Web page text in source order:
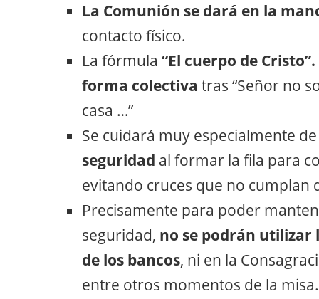
La Comunión se dará en la
contacto físico.
La fórmula “El cuerpo de Cristo”.
forma colectiva tras “Señor no
casa …”
Se cuidará muy especialmente
seguridad al formar la fila para
evitando cruces que no cumplan
Precisamente para poder
seguridad, no se podrán
de los bancos, ni en la
entre otros momentos de la misa.